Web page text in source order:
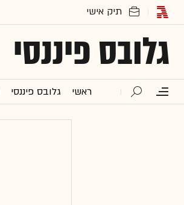
גלובס פיננסי
ראשי גלובס פיננסי